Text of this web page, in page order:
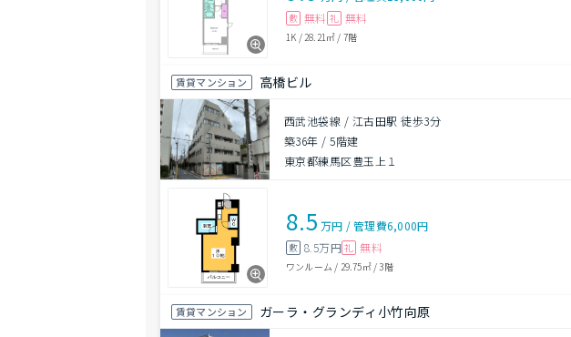
敷 無料 礼 無料
1K / 28.21㎡ / 7階
賃貸マンション 高橋ビル
西武池袋線 / 江古田駅 徒歩3分
築36年 /5階建
東京都練馬区豊玉上１
8.5 万円 /管理費6,000円
敷 8.5万円 礼 無料
ワンルーム / 29.75㎡/3階
賃貸マンション ガーラ・グランディ小竹向原